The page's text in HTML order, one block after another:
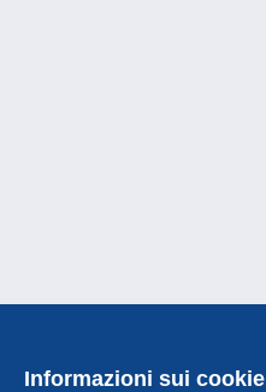
Informazioni sui cookie